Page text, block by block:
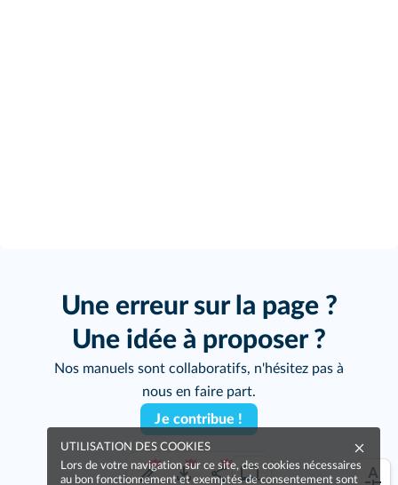
Une erreur sur la page ?
Une idée à proposer ?
Nos manuels sont collaboratifs, n'hésitez pas à
nous en faire part.
Je contribue !
UTILISATION DES COOKIES
Lors de votre navigation sur ce site, des cookies nécessaires
au bon fonctionnement et exemptés de consentement sont